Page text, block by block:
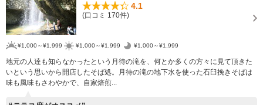
4.1
(口コミ 170件)
¥1,000～¥1,999 ¥1,000～¥1,999 ¥1,000～¥1,999
地元の人達も知らなかったという月待の滝を、何とか多くの方々に見て頂きた
いという思いから開店したそば処。月待の滝の地下水を使った石臼挽きそばは
味も風味もさわやかで、自家焙煎...